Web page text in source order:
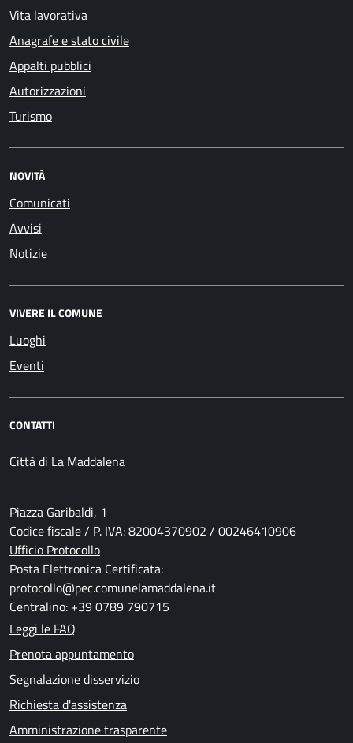
Vita lavorativa
Anagrafe e stato civile
Appalti pubblici
Autorizzazioni
Turismo
NOVITÀ
Comunicati
Avvisi
Notizie
VIVERE IL COMUNE
Luoghi
Eventi
CONTATTI
Città di La Maddalena
Piazza Garibaldi, 1
Codice fiscale / P. IVA: 82004370902 / 00246410906
Ufficio Protocollo
Posta Elettronica Certificata:
protocollo@pec.comunelamaddalena.it
Centralino: +39 0789 790715
Leggi le FAQ
Prenota appuntamento
Segnalazione disservizio
Richiesta d'assistenza
Amministrazione trasparente